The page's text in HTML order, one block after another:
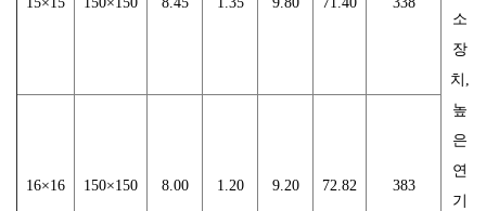
소
장
치,
높
은
연
기
16×16 150×150 8.00 1.20 9.20 72.82 383